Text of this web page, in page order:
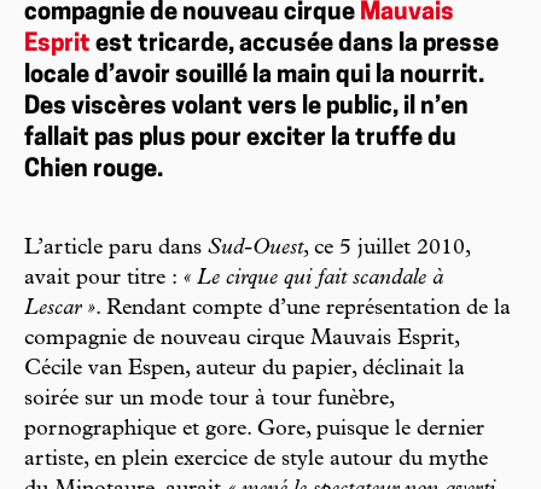
compagnie de nouveau cirque Mauvais
Esprit est tricarde, accusée dans la presse
locale d’avoir souillé la main qui la nourrit.
Des viscères volant vers le public, il n’en
fallait pas plus pour exciter la truffe du
Chien rouge.
L’article paru dans Sud-Ouest, ce 5 juillet 2010,
avait pour titre : « Le cirque qui fait scandale à
Lescar ». Rendant compte d’une représentation de la
compagnie de nouveau cirque Mauvais Esprit,
Cécile van Espen, auteur du papier, déclinait la
soirée sur un mode tour à tour funèbre,
pornographique et gore. Gore, puisque le dernier
artiste, en plein exercice de style autour du mythe